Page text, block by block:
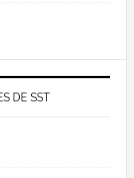
DE SST